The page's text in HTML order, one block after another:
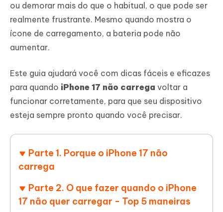
iAnyGo
ou demorar mais do que o habitual, o que pode ser
realmente frustrante. Mesmo quando mostra o
ícone de carregamento, a bateria pode não
aumentar.
Este guia ajudará você com dicas fáceis e eficazes
para quando iPhone 17 não carrega voltar a
funcionar corretamente, para que seu dispositivo
esteja sempre pronto quando você precisar.
Parte 1. Porque o iPhone 17 não
carrega
Parte 2. O que fazer quando o iPhone
17 não quer carregar - Top 5 maneiras